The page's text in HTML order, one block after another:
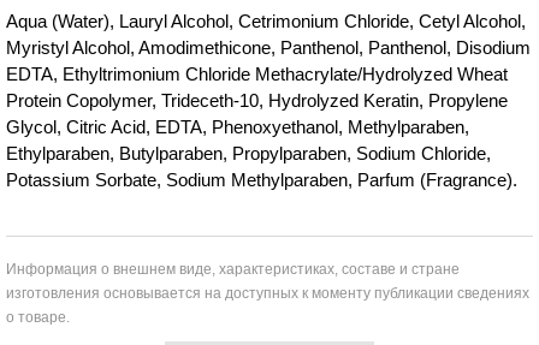
Aqua (Water), Lauryl Alcohol, Cetrimonium Chloride, Cetyl Alcohol,
Myristyl Alcohol, Amodimethicone, Panthenol, Panthenol, Disodium
EDTA, Ethyltrimonium Chloride Methacrylate/Hydrolyzed Wheat
Protein Copolymer, Trideceth-10, Hydrolyzed Keratin, Propylene
Glycol, Citric Acid, EDTA, Phenoxyethanol, Methylparaben,
Ethylparaben, Butylparaben, Propylparaben, Sodium Chloride,
Potassium Sorbate, Sodium Methylparaben, Parfum (Fragrance).
Информация о внешнем виде, характеристиках, составе и стране
изготовления основывается на доступных к моменту публикации сведениях
о товаре.